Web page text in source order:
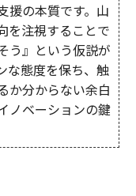
援の本質です。山
を注視することで
う』という仮説が
な態度を保ち、触
か分からない余白
ノベーションの鍵